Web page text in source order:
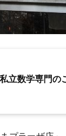
立数学専門の